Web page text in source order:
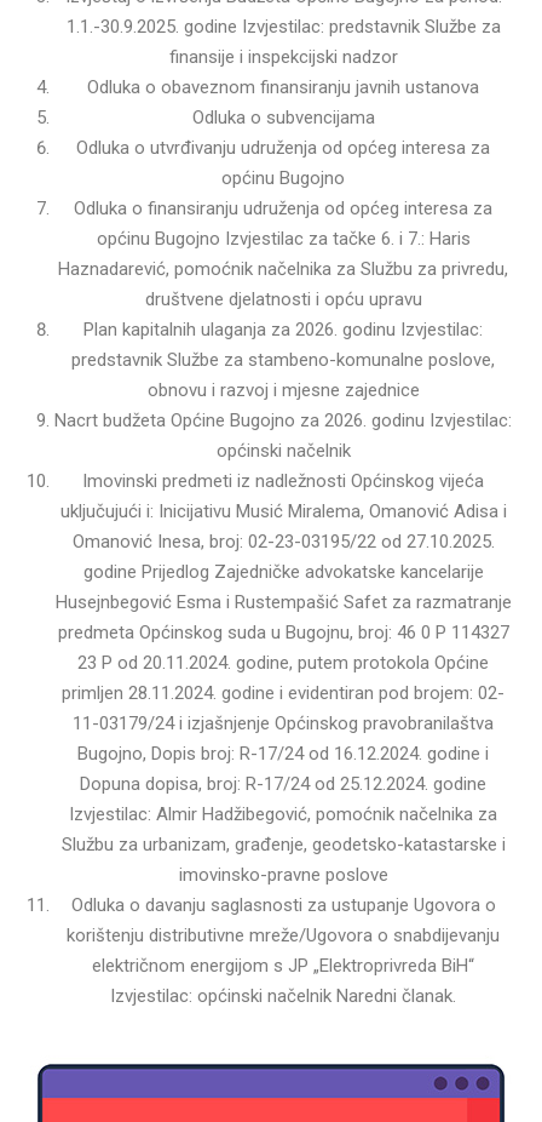
1.1.-30.9.2025. godine Izvjestilac: predstavnik Službe za
finansije i inspekcijski nadzor
Odluka o obaveznom finansiranju javnih ustanova
Odluka o subvencijama
Odluka o utvrđivanju udruženja od općeg interesa za
općinu Bugojno
Odluka o finansiranju udruženja od općeg interesa za
općinu Bugojno Izvjestilac za tačke 6. i 7.: Haris
Haznadarević, pomoćnik načelnika za Službu za privredu,
društvene djelatnosti i opću upravu
Plan kapitalnih ulaganja za 2026. godinu Izvjestilac:
predstavnik Službe za stambeno-komunalne poslove,
obnovu i razvoj i mjesne zajednice
Nacrt budžeta Općine Bugojno za 2026. godinu Izvjestilac:
općinski načelnik
Imovinski predmeti iz nadležnosti Općinskog vijeća
uključujući i: Inicijativu Musić Miralema, Omanović Adisa i
Omanović Inesa, broj: 02-23-03195/22 od 27.10.2025.
godine Prijedlog Zajedničke advokatske kancelarije
Husejnbegović Esma i Rustempašić Safet za razmatranje
predmeta Općinskog suda u Bugojnu, broj: 46 0 P 114327
23 P od 20.11.2024. godine, putem protokola Općine
primljen 28.11.2024. godine i evidentiran pod brojem: 02-
11-03179/24 i izjašnjenje Općinskog pravobranilaštva
Bugojno, Dopis broj: R-17/24 od 16.12.2024. godine i
Dopuna dopisa, broj: R-17/24 od 25.12.2024. godine
Izvjestilac: Almir Hadžibegović, pomoćnik načelnika za
Službu za urbanizam, građenje, geodetsko-katastarske i
imovinsko-pravne poslove
Odluka o davanju saglasnosti za ustupanje Ugovora o
korištenju distributivne mreže/Ugovora o snabdijevanju
električnom energijom s JP „Elektroprivreda BiH“
Izvjestilac: općinski načelnik Naredni članak.